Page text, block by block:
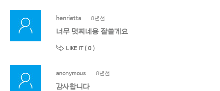
henrietta 8년전
너무 멋찌네용 잘쓸게요
LIKE IT ( 0 )
anonymous 8년전
감사합니다